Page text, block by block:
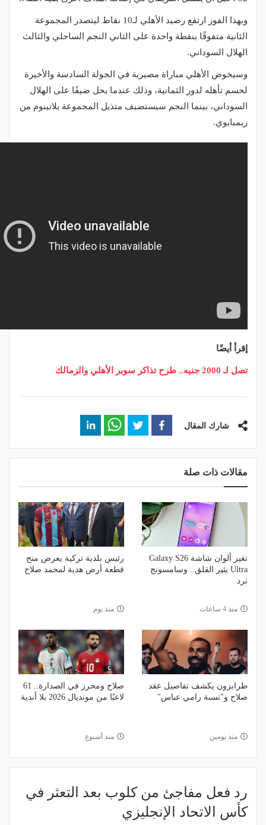
وبهذا الفوز ارتفع رصيد الأهلي لـ10 نقاط ليتصدر المجموعة
الثانية متفوقًا بنقطة واحدة على الثاني النجم الساحلي والثالث
الهلال السوداني.
وسيخوض الأهلي مباراة مصيرية في الجولة السادسة والأخيرة
لحسم تأهله لدور الثمانية، وذلك عندما يحل ضيفًا على الهلال
السوداني، بينما النجم سيستضيف متذيل المجموعة بلاتينوم من
زيمبابوي.
إقرأ أيضًا
تصل لـ 2000 جنيه.. طرح تذاكر سوبر الأهلي والزمالك
شارك المقال
مقالات ذات صلة
تغير ألوان شاشة Galaxy S26
Ultra يثير القلق.. وسامسونج
ترد
منذ 4 ساعات
رئيس بلدية تركية يعرض منح
قطعة أرض هدية لمحمد صلاح
منذ يوم
طرابزون يكشف تفاصيل عقد
صلاح و"نسبة رامي عباس"
منذ يومين
صلاح ومحرز في الصدارة.. 61
لاعبًا من مونديال 2026 بلا أندية
منذ أسبوع
رد فعل مفاجئ من كلوب بعد التعثر في
كأس الاتحاد الإنجليزي